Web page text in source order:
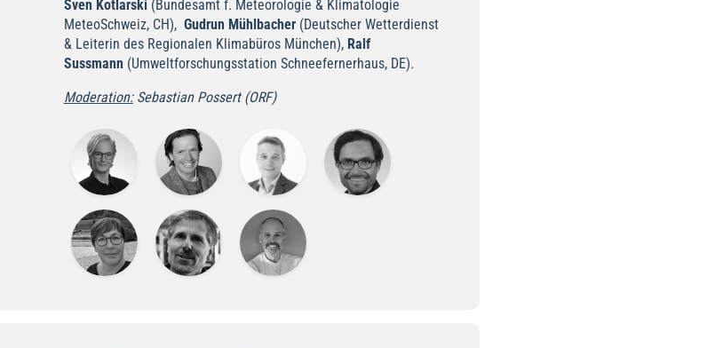
Sven Kotlarski(Bundesamt f. Meteorologie & Klimatologie
MeteoSchweiz, CH), Gudrun Mühlbacher(Deutscher Wetterdienst
& Leiterin des Regionalen Klimabüros München), Ralf
Sussmann (Umweltforschungsstation Schneefernerhaus, DE).
Moderation:Sebastian Possert (ORF)